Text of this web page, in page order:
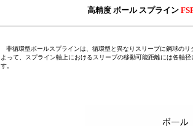
高精度ボール スプライン
非循環型ボールスプラインは、循環型と異なりスリーブに鋼球の
よって、スプライン軸上におけるスリーブの移動可能距離には各軸径
す。